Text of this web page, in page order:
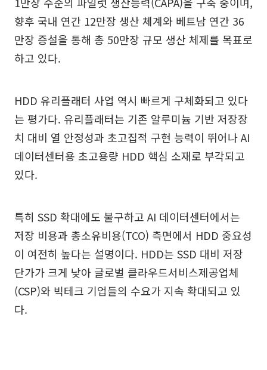
향후 국내 연간 12만장 생산 체계와 베트남 연간 36
만장 증설을 통해 총 50만장 규모 생산 체제를 목표로
하고 있다.
HDD 유리플래터 사업 역시 빠르게 구체화되고 있다
는 평가다. 유리플래터는 기존 알루미늄 기반 저장장
치 대비 열 안정성과 초고집적 구현 능력이 뛰어나 AI
데이터센터용 초고용량 HDD 핵심 소재로 부각되고
있다.
특히 SSD 확대에도 불구하고 AI 데이터센터에서는
저장 비용과 총소유비용(TCO) 측면에서 HDD 중요성
이 여전히 높다는 설명이다. HDD는 SSD 대비 저장
단가가 크게 낮아 글로벌 클라우드서비스제공업체
(CSP)와 빅테크 기업들의 수요가 지속 확대되고 있
다.